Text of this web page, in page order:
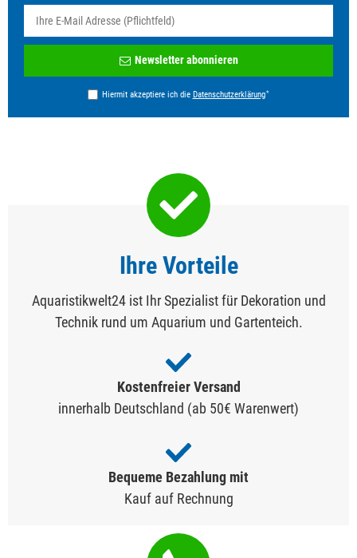
Newsletter abonnieren
Hiermit akzeptiere ich die Daten­schutz­erklärung*
Ihre Vorteile
Aquaristikwelt24 ist Ihr Spezialist für Dekoration und
Technik rund um Aquarium und Gartenteich.
Kostenfreier Versand
innerhalb Deutschland (ab 50€ Warenwert)
Bequeme Bezahlung mit
Kauf auf Rechnung